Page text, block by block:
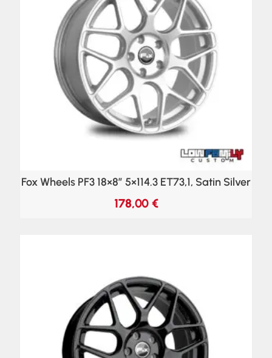
Fox Wheels PF3 18×8″ 5×114.3 ET73,1, Satin Silver
178,00 €